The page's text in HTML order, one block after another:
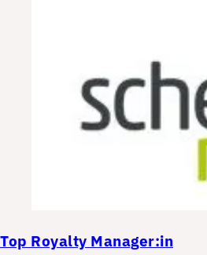
Top Royalty Manager:in